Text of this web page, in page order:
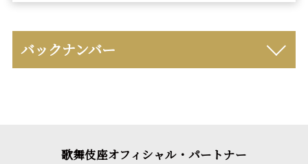
バックナンバー
歌舞伎座オフィシャル・パートナー